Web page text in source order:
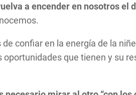
a encender en nosotros
confiar en la energía de la
que tienen y su